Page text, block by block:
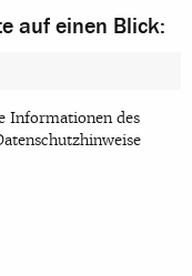
auf einen Blick:
Informationen des